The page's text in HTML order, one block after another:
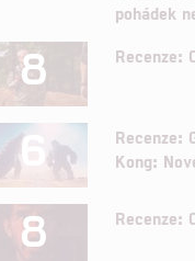
pohádek
8 Recenze:
6
Recenze:
Kong:
8 Recenze: